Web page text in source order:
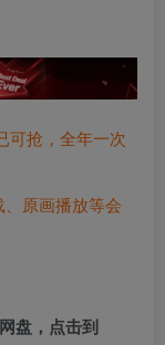
可抢，全年一次
原画播放等会
盘，点击到